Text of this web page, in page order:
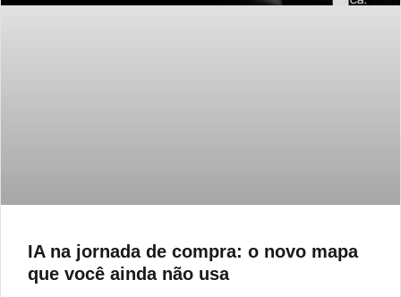
IA na jornada de compra: o novo mapa
que você ainda não usa